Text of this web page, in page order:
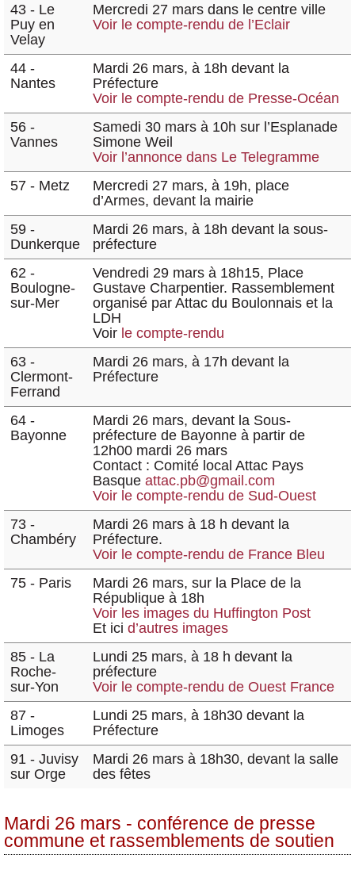
43 - Le
Puy en
Velay
Mercredi 27 mars dans le centre ville
Voir le compte-rendu de l’Eclair
44 -
Nantes
Mardi 26 mars, à 18h devant la
Préfecture
Voir le compte-rendu de Presse-Océan
56 -
Vannes
Samedi 30 mars à 10h sur l’Esplanade
Simone Weil
Voir l’annonce dans Le Telegramme
57 - Metz
Mercredi 27 mars, à 19h, place
d’Armes, devant la mairie
59 -
Dunkerque
Mardi 26 mars, à 18h devant la sous-
préfecture
62 -
Boulogne-
sur-Mer
Vendredi 29 mars à 18h15, Place
Gustave Charpentier. Rassemblement
organisé par Attac du Boulonnais et la
LDH
Voir le compte-rendu
63 -
Clermont-
Ferrand
Mardi 26 mars, à 17h devant la
Préfecture
64 -
Bayonne
Mardi 26 mars, devant la Sous-
préfecture de Bayonne à partir de
12h00 mardi 26 mars
Contact : Comité local Attac Pays
Basque attac.pb@gmail.com
Voir le compte-rendu de Sud-Ouest
73 -
Chambéry
Mardi 26 mars à 18 h devant la
Préfecture.
Voir le compte-rendu de France Bleu
75 - Paris
Mardi 26 mars, sur la Place de la
République à 18h
Voir les images du Huffington Post
Et ici d’autres images
85 - La
Roche-
sur-Yon
Lundi 25 mars, à 18 h devant la
préfecture
Voir le compte-rendu de Ouest France
87 -
Limoges
Lundi 25 mars, à 18h30 devant la
Préfecture
91 - Juvisy
sur Orge
Mardi 26 mars à 18h30, devant la salle
des fêtes
Mardi 26 mars - conférence de presse
commune et rassemblements de soutien